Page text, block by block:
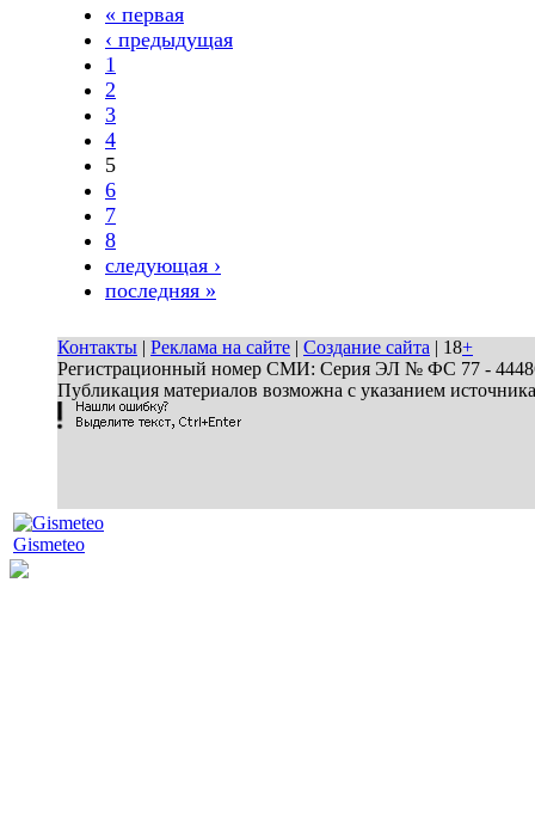
« первая
‹ предыдущая
1
2
3
4
5
6
7
8
следующая ›
последняя »
Контакты | Реклама на сайте | Создание сайта | 18+
Регистрационный номер СМИ: Серия ЭЛ № ФС 77 - 44486
Публикация материалов возможна с указанием
Gismeteo